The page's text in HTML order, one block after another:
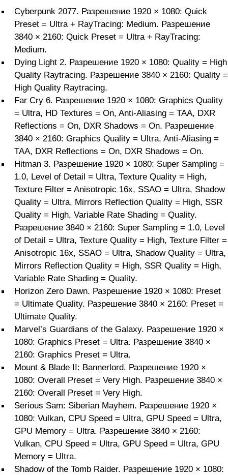
Cyberpunk 2077. Разрешение 1920 × 1080: Quick
Preset = Ultra + RayTracing: Medium. Разрешение
3840 × 2160: Quick Preset = Ultra + RayTracing:
Medium.
Dying Light 2. Разрешение 1920 × 1080: Quality = High
Quality Raytracing. Разрешение 3840 × 2160: Quality =
High Quality Raytracing.
Far Cry 6. Разрешение 1920 × 1080: Graphics Quality
= Ultra, HD Textures = On, Anti-Aliasing = TAA, DXR
Reflections = On, DXR Shadows = On. Разрешение
3840 × 2160: Graphics Quality = Ultra, Anti-Aliasing =
TAA, DXR Reflections = On, DXR Shadows = On.
Hitman 3. Разрешение 1920 × 1080: Super Sampling =
1.0, Level of Detail = Ultra, Texture Quality = High,
Texture Filter = Anisotropic 16x, SSAO = Ultra, Shadow
Quality = Ultra, Mirrors Reflection Quality = High, SSR
Quality = High, Variable Rate Shading = Quality.
Разрешение 3840 × 2160: Super Sampling = 1.0, Level
of Detail = Ultra, Texture Quality = High, Texture Filter =
Anisotropic 16x, SSAO = Ultra, Shadow Quality = Ultra,
Mirrors Reflection Quality = High, SSR Quality = High,
Variable Rate Shading = Quality.
Horizon Zero Dawn. Разрешение 1920 × 1080: Preset
= Ultimate Quality. Разрешение 3840 × 2160: Preset =
Ultimate Quality.
Marvel’s Guardians of the Galaxy. Разрешение 1920 ×
1080: Graphics Preset = Ultra. Разрешение 3840 ×
2160: Graphics Preset = Ultra.
Mount & Blade II: Bannerlord. Разрешение 1920 ×
1080: Overall Preset = Very High. Разрешение 3840 ×
2160: Overall Preset = Very High.
Serious Sam: Siberian Mayhem. Разрешение 1920 ×
1080: Vulkan, CPU Speed = Ultra, GPU Speed = Ultra,
GPU Memory = Ultra. Разрешение 3840 × 2160:
Vulkan, CPU Speed = Ultra, GPU Speed = Ultra, GPU
Memory = Ultra.
Shadow of the Tomb Raider. Разрешение 1920 × 1080: